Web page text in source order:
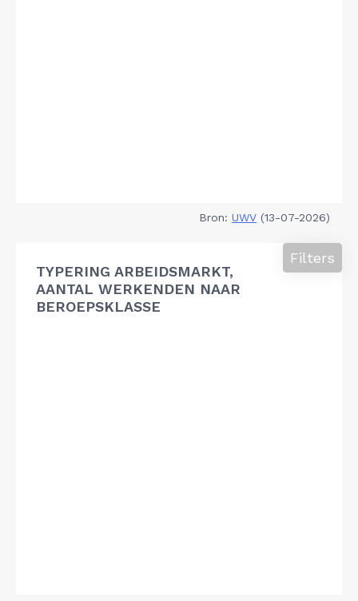
Bron: UWV (13-07-2026)
TYPERING ARBEIDSMARKT,
AANTAL WERKENDEN NAAR
BEROEPSKLASSE
Filters